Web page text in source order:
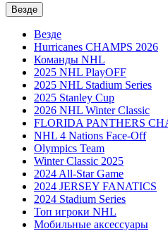
Везде
Везде
Hurricanes CHAMPS 2026
Команды NHL
2025 NHL PlayOFF
2025 NHL Stadium Series
2025 Stanley Cup
2026 NHL Winter Classic
FLORIDA PANTHERS
NHL 4 Nations Face-Off
Olympics Team
Winter Classic 2025
2024 All-Star Game
2024 JERSEY FANATICS
2024 Stadium Series
Топ игроки NHL
Мобильные аксессуары